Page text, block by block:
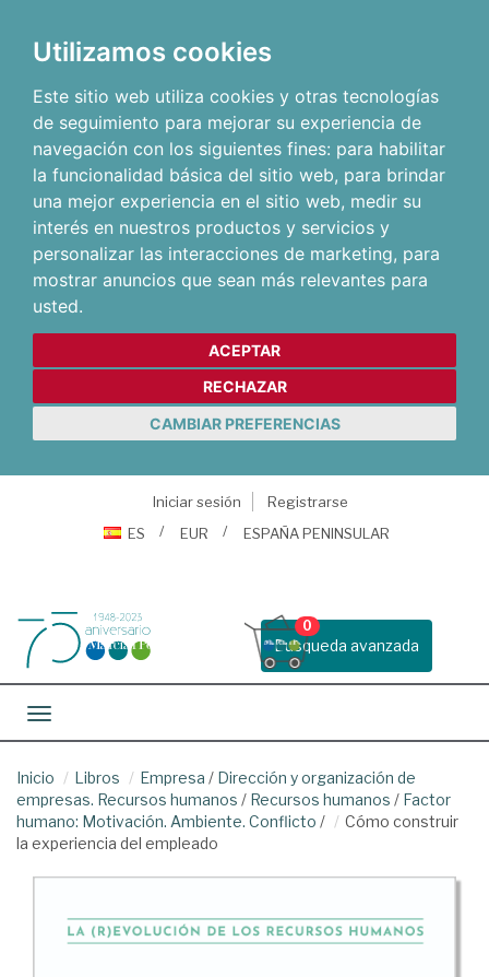
Utilizamos cookies
Este sitio web utiliza cookies y otras tecnologías
de seguimiento para mejorar su experiencia de
navegación con los siguientes fines: para habilitar
la funcionalidad básica del sitio web, para brindar
una mejor experiencia en el sitio web, medir su
interés en nuestros productos y servicios y
personalizar las interacciones de marketing, para
mostrar anuncios que sean más relevantes para
usted.
ACEPTAR
RECHAZAR
CAMBIAR PREFERENCIAS
Iniciar sesión
Registrarse
ES
EUR ESPAÑA PENINSULAR
Busqueda avanzada
0
Toggle navigation
Inicio Libros Empresa / Dirección y organización de
empresas. Recursos humanos / Recursos humanos / Factor
humano: Motivación. Ambiente. Conflicto /
Cómo construir
la experiencia del empleado